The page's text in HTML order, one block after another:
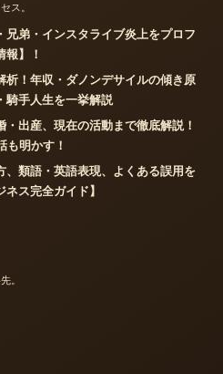
ス。
弟・インスタライブ炎上をプロフ
報】！
析！年収・ダノンデサイルの傾き原
騎手人生を一挙解説
出産、現在の活動まで徹底解説！
も明かす！
、類語・英語表現、よくある誤用を
ス完全ガイド】
。